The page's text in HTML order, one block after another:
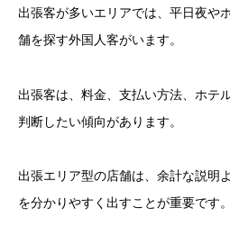
出張客が多いエリアでは、平日夜や
舗を探す外国人客がいます。
出張客は、料金、支払い方法、ホテ
判断したい傾向があります。
出張エリア型の店舗は、余計な説明
を分かりやすく出すことが重要です。